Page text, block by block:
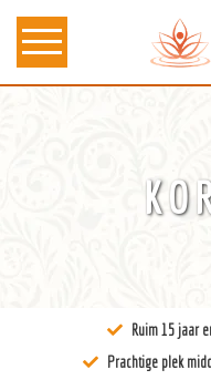
Ruim 15 jaar
Prachtige plek